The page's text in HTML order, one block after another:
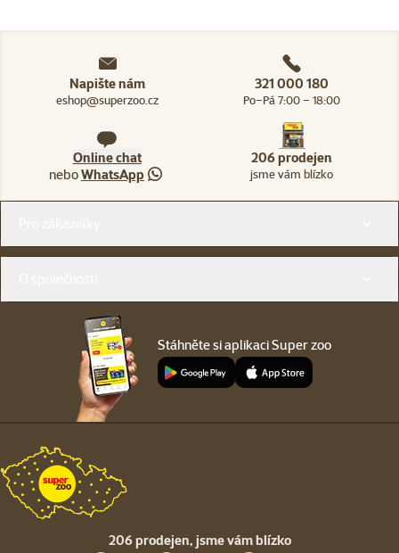
Napište nám
eshop@superzoo.cz
321 000 180
Po–Pá 7:00 – 18:00
Online chat
neboWhatsApp
206 prodejen
jsme vám blízko
Stáhněte si aplikaci Super zoo
206 prodejen, jsme vám blízko